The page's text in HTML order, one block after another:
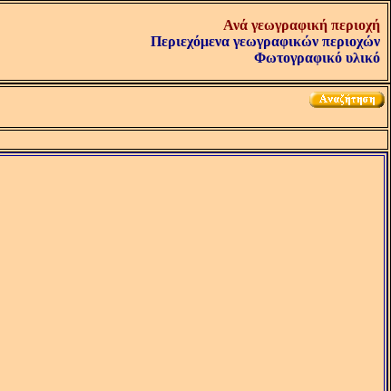
Ανά γεωγραφική περιοχή
Περιεχόμενα γεωγραφικών περιοχών
Φωτογραφικό υλικό